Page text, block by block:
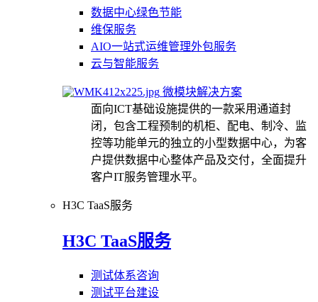
数据中心绿色节能
维保服务
AIO一站式运维管理外包服务
云与智能服务
微模块解决方案
面向ICT基础设施提供的一款采用通道封
闭，包含工程预制的机柜、配电、制冷、监
控等功能单元的独立的小型数据中心，为客
户提供数据中心整体产品及交付，全面提升
客户IT服务管理水平。
H3C TaaS服务
H3C TaaS服务
测试体系咨询
测试平台建设